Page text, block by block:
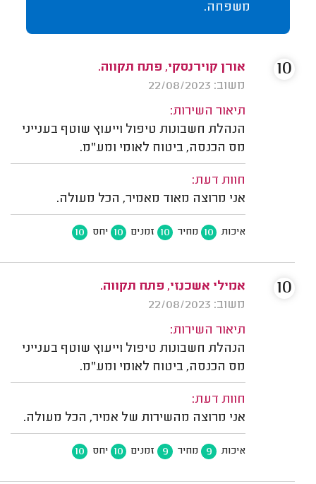
משפחה.
אורן קוירנסקי, פתח תקווה.
משוב: 22/08/2023
תיאור השירות:
הנהלת חשבונות טיפול וייעוץ שוטף בענייני
מס הכנסה, ביטוח לאומי ומע"מ.
חוות דעת:
אני מרוצה מאוד מאמיר, הכל מעולה.
איכות 10 מחיר 10 זמנים 10 יחס 10
10
אמילי אשכנזי, פתח תקווה.
משוב: 22/08/2023
תיאור השירות:
הנהלת חשבונות טיפול וייעוץ שוטף בענייני
מס הכנסה, ביטוח לאומי ומע"מ.
חוות דעת:
אני מרוצה מהשירות של אמיר, הכל מעולה.
איכות 9 מחיר 9 זמנים 10 יחס 10
10